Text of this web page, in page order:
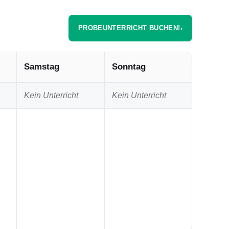
PROBEUNTERRICHT BUCHEN!›
Samstag
Kein Unterricht
Sonntag
Kein Unterricht